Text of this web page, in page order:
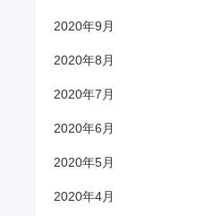
2020年9月
2020年8月
2020年7月
2020年6月
2020年5月
2020年4月